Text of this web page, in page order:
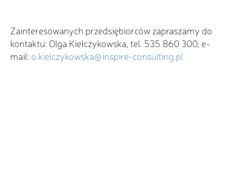
Zainteresowanych przedsiębiorców zapraszamy do
kontaktu: Olga Kiełczykowska, tel. 535 860 300, e-
mail: o.kielczykowska@inspire-consulting.pl